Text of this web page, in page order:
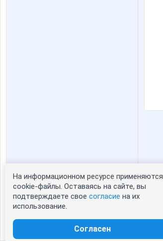
Статистика портрета:
сейчас просматривают портрет - 0
зарегистрированные пользователи
На информационном ресурсе применяются
cookie-файлы. Оставаясь на сайте, вы
подтверждаете свое согласие на их
использование.
Согласен